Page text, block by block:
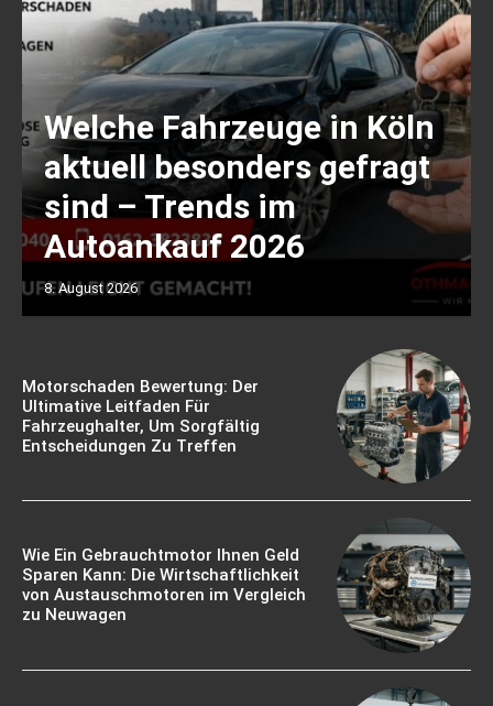
Welche Fahrzeuge in Köln
aktuell besonders gefragt
sind – Trends im
Autoankauf 2026
8. August 2026
Motorschaden Bewertung: Der
Ultimative Leitfaden Für
Fahrzeughalter, Um Sorgfältig
Entscheidungen Zu Treffen
Wie Ein Gebrauchtmotor Ihnen Geld
Sparen Kann: Die Wirtschaftlichkeit
von Austauschmotoren im Vergleich
zu Neuwagen